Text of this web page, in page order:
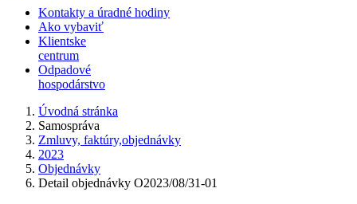
Kontakty a úradné hodiny
Ako vybaviť
Klientske
centrum
Odpadové
hospodárstvo
Úvodná stránka
Samospráva
Zmluvy, faktúry,objednávky
2023
Objednávky
Detail objednávky O2023/08/31-01